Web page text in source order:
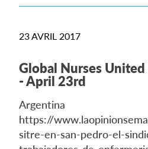
23 AVRIL 2017
Global Nurses
- April 23rd
Argentina
https://
sitre-en-san-pedro-el-